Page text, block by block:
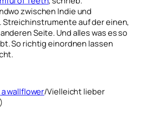
zwischen Indie und
Streichinstrumente auf der einen,
Seite. Und alles was es so
So richtig einordnen lassen
wallflower/Vielleicht lieber